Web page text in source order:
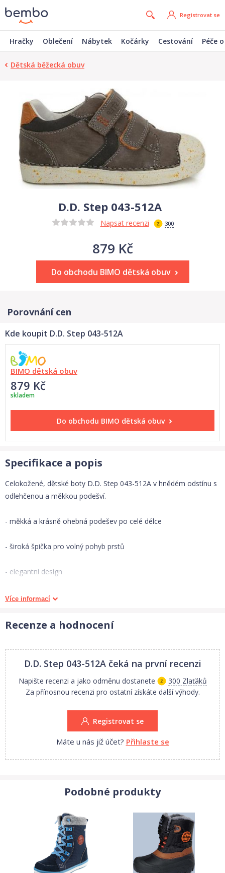
Registrovat se
Hračky Oblečení Nábytek Kočárky Cestování Péče
Dětská běžecká obuv
D.D. Step 043-512A
Napsat recenzi 300
879 Kč
Do obchodu BIMO dětská obuv
Porovnání cen
Kde koupit D.D. Step 043-512A
BIMO dětská obuv
879 Kč
skladem
Do obchodu BIMO dětská obuv
Specifikace a popis
Celokožené, dětské boty D.D. Step 043-512A v hnědém odstínu s
odlehčenou a měkkou podešví.
- měkká a krásně ohebná podešev po celé délce
- široká špička pro volný pohyb prstů
- elegantní design
- kvalitní šití
- vyjímatelná kožená stélka
- dobře padnoucí střih
- upínání na dva suché zipy
Před prvním použitím a v průběhu užívání doporučujeme obuv
ošetřovat vhodnou impregnací, kterou najdete v sekci DOPLŇKY.
Více informací
Recenze a hodnocení
D.D. Step 043-512A čeká na první recenzi
Napište recenzi a jako odměnu dostanete
300 Zlaťáků
Za přínosnou recenzi pro ostatní získáte další výhody.
Registrovat se
Máte u nás již účet? Přihlaste se
Podobné produkty